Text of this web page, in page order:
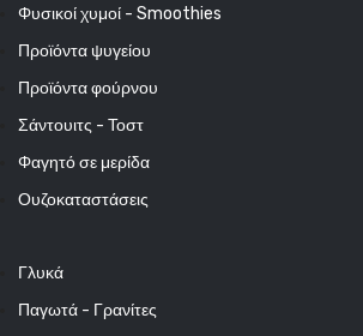
Φυσικοί χυμοί - Smoothies
Προϊόντα ψυγείου
Προϊόντα φούρνου
Σάντουιτς - Τοστ
Φαγητό σε μερίδα
Ουζοκαταστάσεις
Γλυκά
Παγωτά - Γρανίτες